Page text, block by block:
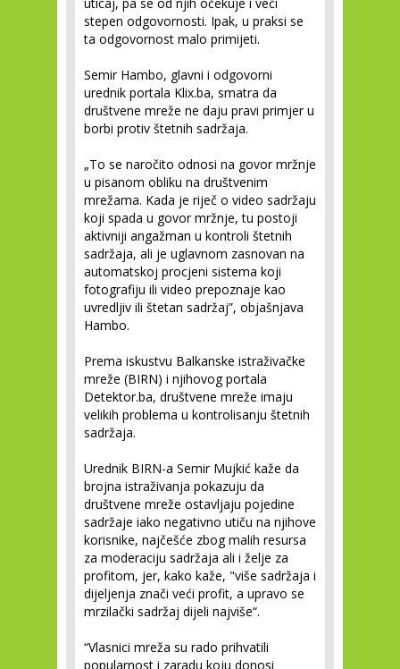
stepen odgovornosti. Ipak, u praksi se
ta odgovornost malo primijeti.
Semir Hambo, glavni i odgovorni
urednik portala Klix.ba, smatra da
društvene mreže ne daju pravi primjer u
borbi protiv štetnih sadržaja.
„To se naročito odnosi na govor mržnje
u pisanom obliku na društvenim
mrežama. Kada je riječ o video sadržaju
koji spada u govor mržnje, tu postoji
aktivniji angažman u kontroli štetnih
sadržaja, ali je uglavnom zasnovan na
automatskoj procjeni sistema koji
fotografiju ili video prepoznaje kao
uvredljiv ili štetan sadržaj”, objašnjava
Hambo.
Prema iskustvu Balkanske istraživačke
mreže (BIRN) i njihovog portala
Detektor.ba, društvene mreže imaju
velikih problema u kontrolisanju štetnih
sadržaja.
Urednik BIRN-a Semir Mujkić kaže da
brojna istraživanja pokazuju da
društvene mreže ostavljaju pojedine
sadržaje iako negativno utiču na njihove
korisnike, najčešće zbog malih resursa
za moderaciju sadržaja ali i želje za
profitom, jer, kako kaže, "više sadržaja i
dijeljenja znači veći profit, a upravo se
mrzilački sadržaj dijeli najviše“.
“Vlasnici mreža su rado prihvatili
popularnost i zaradu koju donosi